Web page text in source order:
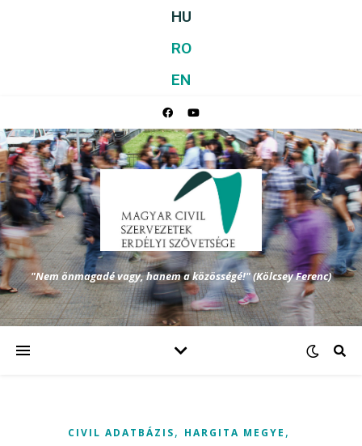
HU
RO
EN
"Nem önmagadé vagy, hanem a közösségé!" (Kölcsey Ferenc)
CIVIL ADATBÁZIS, HARGITA MEGYE ,